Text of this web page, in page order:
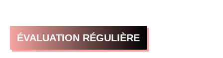
ÉVALUATION RÉGULIÈRE